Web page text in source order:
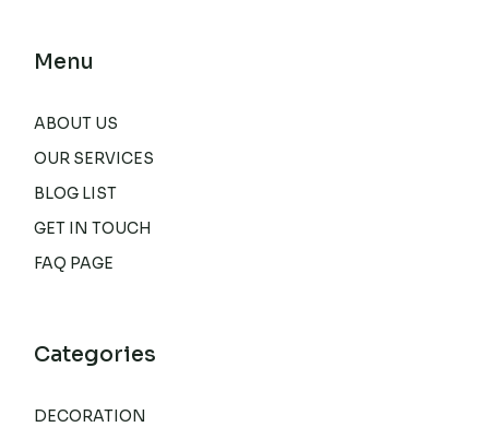
Menu
ABOUT US
OUR SERVICES
BLOG LIST
GET IN TOUCH
FAQ PAGE
Categories
DECORATION